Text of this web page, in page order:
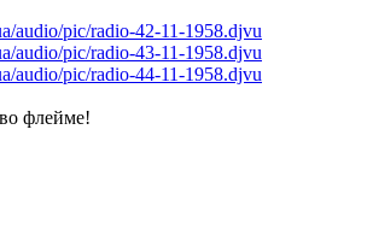
audio/pic/radio-42-11-1958.djvu
audio/pic/radio-43-11-1958.djvu
audio/pic/radio-44-11-1958.djvu
флейме!